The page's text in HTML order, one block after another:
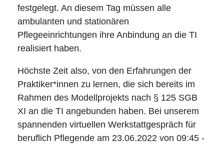
festgelegt. An diesem Tag müssen alle
ambulanten und stationären
Pflegeeinrichtungen ihre Anbindung an die TI
realisiert haben.
Höchste Zeit also, von den Erfahrungen der
Praktiker*innen zu lernen, die sich bereits im
Rahmen des Modellprojekts nach § 125 SGB
XI an die TI angebunden haben. Bei unserem
spannenden virtuellen Werkstattgespräch für
beruflich Pflegende am 23.06.2022 von 09:45 -